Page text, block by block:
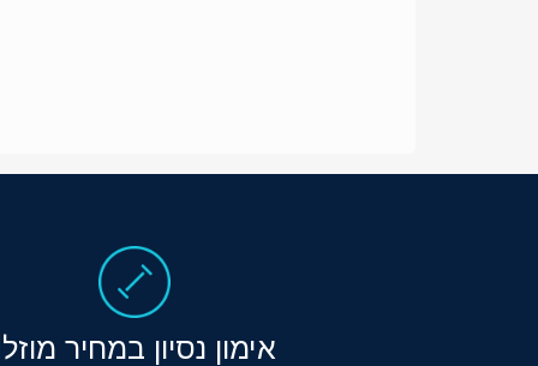
אימון נסיון במחיר